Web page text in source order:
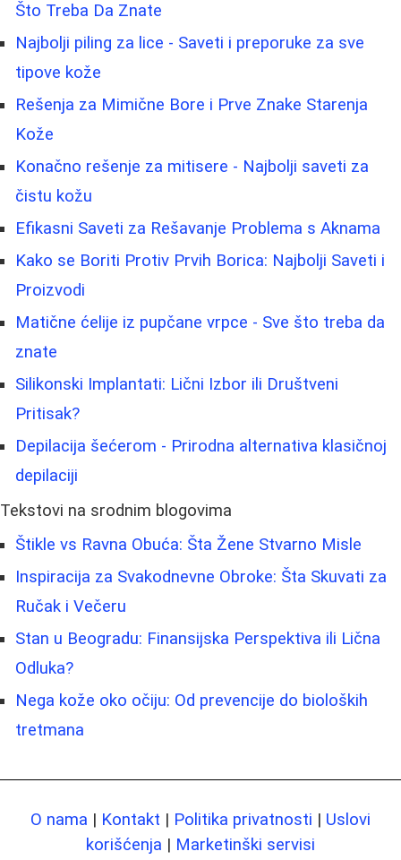
Što Treba Da Znate
Najbolji piling za lice - Saveti i preporuke za sve
tipove kože
Rešenja za Mimične Bore i Prve Znake Starenja
Kože
Konačno rešenje za mitisere - Najbolji saveti za
čistu kožu
Efikasni Saveti za Rešavanje Problema s Aknama
Kako se Boriti Protiv Prvih Borica: Najbolji Saveti i
Proizvodi
Matične ćelije iz pupčane vrpce - Sve što treba da
znate
Silikonski Implantati: Lični Izbor ili Društveni
Pritisak?
Depilacija šećerom - Prirodna alternativa klasičnoj
depilaciji
Tekstovi na srodnim blogovima
Štikle vs Ravna Obuća: Šta Žene Stvarno Misle
Inspiracija za Svakodnevne Obroke: Šta Skuvati za
Ručak i Večeru
Stan u Beogradu: Finansijska Perspektiva ili Lična
Odluka?
Nega kože oko očiju: Od prevencije do bioloških
tretmana
O nama | Kontakt | Politika privatnosti | Uslovi
korišćenja | Marketinški servisi